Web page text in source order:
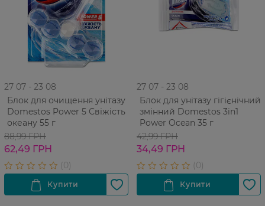
27 07 - 23 08
Блок для очищення унітазу
Domestos Power 5 Свіжість
океану 55 г
88,99 ГРН
62,49 ГРН
27 07 - 23 08
Блок для унітазу гігієнічний
змінний Domestos 3in1
Power Ocean 35 г
42,99 ГРН
34,49 ГРН